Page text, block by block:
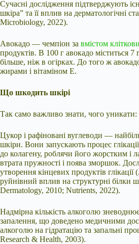
Сучасні дослідження підтверджують
шкіра” та її вплив на дерматологічні
Microbiology, 2022).
Авокадо — чемпіон за вмістом
продуктів. В 100 г авокадо міститься 7
більше, ніж в огірках. До того ж
жирами і вітаміном Е.
Що шкодить шкірі
Так само важливо знати, чого уникати:
Цукор і рафіновані вуглеводи —
шкіри. Вони запускають процес
до колагену, роблячи його жорстким і
втрата пружності і поява зморшок.
утворення кінцевих продуктів
руйнівний вплив на структурні білки
Dermatology, 2010; Nutrients, 2022).
Надмірна кількість алкоголю
запалення, що доведено медичними
алкоголю на гідратацію та запальні
Research & Health, 2003).